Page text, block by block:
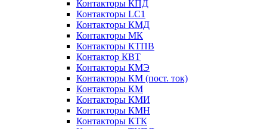
Контакторы КПД
Контакторы LC1
Контакторы КМД
Контакторы МК
Контакторы КТПВ
Контактор КВТ
Контакторы КМЭ
Контакторы КМ (пост. ток)
Контакторы КМ
Контакторы КМИ
Контакторы КМН
Контакторы КТК